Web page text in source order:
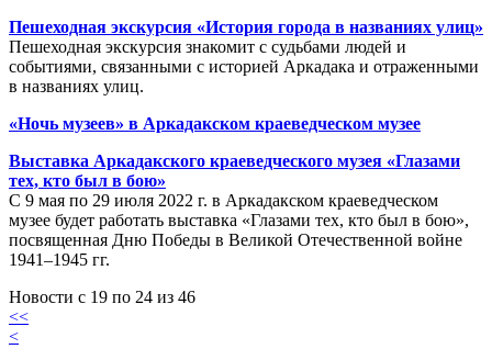
Пешеходная экскурсия «История города в названиях улиц»
Пешеходная экскурсия знакомит с судьбами людей и
событиями, связанными с историей Аркадака и отраженными
в названиях улиц.
«Ночь музеев» в Аркадакском краеведческом музее
Выставка Аркадакского краеведческого музея «Глазами
тех, кто был в бою»
С 9 мая по 29 июля 2022 г. в Аркадакском краеведческом
музее будет работать выставка «Глазами тех, кто был в бою»,
посвященная Дню Победы в Великой Отечественной войне
1941–1945 гг.
Новости с 19 по 24 из 46
<<
<